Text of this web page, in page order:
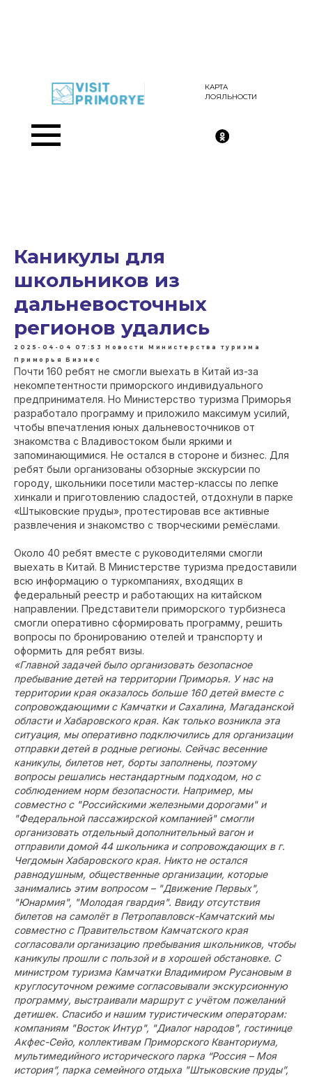
КАРТА
ЛОЯЛЬНОСТИ
Каникулы для
школьников из
дальневосточных
регионов удались
2025-04-04 07:53
Новости Министерства туризма
Приморья
Бизнес
Почти 160 ребят не смогли выехать в Китай из-за
некомпетентности приморского индивидуального
предпринимателя. Но Министерство туризма Приморья
разработало программу и приложило максимум усилий,
чтобы впечатления юных дальневосточников от
знакомства с Владивостоком были яркими и
запоминающимися. Не остался в стороне и бизнес. Для
ребят были организованы обзорные экскурсии по
городу, школьники посетили мастер-классы по лепке
хинкали и приготовлению сладостей, отдохнули в парке
«Штыковские пруды», протестировав все активные
развлечения и знакомство с творческими ремёслами.
Около 40 ребят вместе с руководителями смогли
выехать в Китай. В Министерстве туризма предоставили
всю информацию о туркомпаниях, входящих в
федеральный реестр и работающих на китайском
направлении. Представители приморского турбизнеса
смогли оперативно сформировать программу, решить
вопросы по бронированию отелей и транспорту и
оформить для ребят визы.
«Главной задачей было организовать безопасное
пребывание детей на территории Приморья. У нас на
территории края оказалось больше 160 детей вместе с
сопровождающими с Камчатки и Сахалина, Магаданской
области и Хабаровского края. Как только возникла эта
ситуация, мы оперативно подключились для организации
отправки детей в родные регионы. Сейчас весенние
каникулы, билетов нет, борты заполнены, поэтому
вопросы решались нестандартным подходом, но с
соблюдением норм безопасности. Например, мы
совместно с "Российскими железными дорогами" и
"Федеральной пассажирской компанией" смогли
организовать отдельный дополнительный вагон и
отправили домой 44 школьника и сопровождающих в г.
Чегдомын Хабаровского края. Никто не остался
равнодушным, общественные организации, которые
занимались этим вопросом – "Движение Первых",
"Юнармия", "Молодая гвардия". Ввиду отсутствия
билетов на самолёт в Петропавловск-Камчатский мы
совместно с Правительством Камчатского края
согласовали организацию пребывания школьников, чтобы
каникулы прошли с пользой и в хорошей обстановке. С
министром туризма Камчатки Владимиром Русановым в
круглосуточном режиме согласовывали экскурсионную
программу, выстраивали маршрут с учётом пожеланий
детишек. Спасибо и нашим туристическим операторам:
компаниям "Восток Интур", "Диалог народов", гостинице
Акфес-Сейо, коллективам Приморского Кванториума,
мультимедийного исторического парка “Россия – Моя
история”, парка семейного отдыха "Штыковские пруды”,